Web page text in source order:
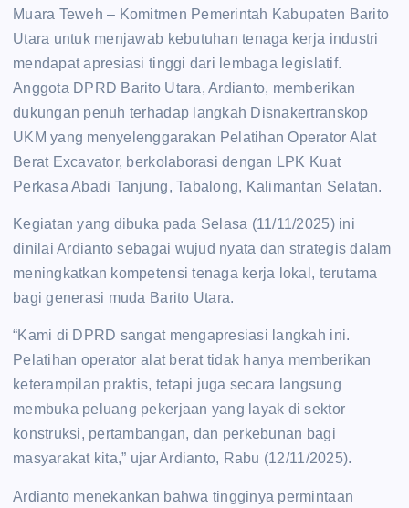
Muara Teweh – Komitmen Pemerintah Kabupaten Barito
Utara untuk menjawab kebutuhan tenaga kerja industri
mendapat apresiasi tinggi dari lembaga legislatif.
Anggota DPRD Barito Utara, Ardianto, memberikan
dukungan penuh terhadap langkah Disnakertranskop
UKM yang menyelenggarakan Pelatihan Operator Alat
Berat Excavator, berkolaborasi dengan LPK Kuat
Perkasa Abadi Tanjung, Tabalong, Kalimantan Selatan.
Kegiatan yang dibuka pada Selasa (11/11/2025) ini
dinilai Ardianto sebagai wujud nyata dan strategis dalam
meningkatkan kompetensi tenaga kerja lokal, terutama
bagi generasi muda Barito Utara.
“Kami di DPRD sangat mengapresiasi langkah ini.
Pelatihan operator alat berat tidak hanya memberikan
keterampilan praktis, tetapi juga secara langsung
membuka peluang pekerjaan yang layak di sektor
konstruksi, pertambangan, dan perkebunan bagi
masyarakat kita,” ujar Ardianto, Rabu (12/11/2025).
Ardianto menekankan bahwa tingginya permintaan